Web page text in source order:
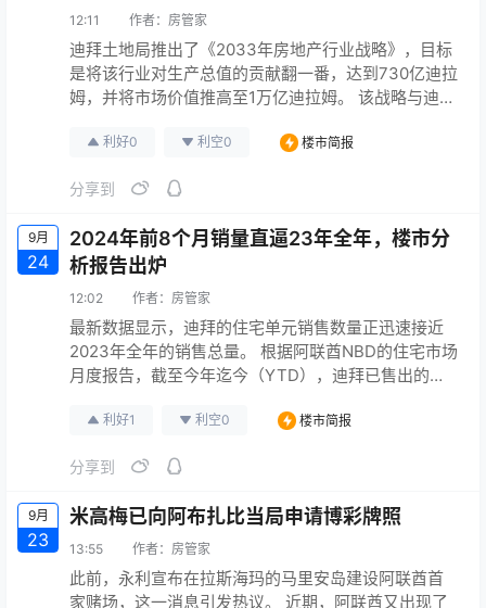
12:11 作者： 房管家
迪拜土地局推出了《2033年房地产行业战略》，目标
是将该行业对生产总值的贡献翻一番，达到730亿迪拉
姆，并将市场价值推高至1万亿迪拉姆。 该战略与迪拜
规划保持一致，将人工智能驱动的分析和数字化解决
场在2024年前九个月录得16.3万笔交易，价值5440
利好0 利空0 楼市简报
分享到
9月
24
2024年前8个月销量直逼23年全年，楼市分
析报告出炉
12:02 作者： 房管家
最新数据显示，迪拜的住宅单元销售数量正迅速接近
2023年全年的销售总量。 根据阿联酋NBD的住宅市场
月度报告，截至今年迄今（YTD），迪拜已售出的住
易量相比，仅少了14,000套。 2024年前8个月，迪拜
官网数据显示，8月房地产交易量共计16,159套，同比
利好1 利空0 楼市简报
分享到
9月
23
米高梅已向阿布扎比当局申请博彩牌照
13:55 作者： 房管家
此前，永利宣布在拉斯海玛的马里安岛建设阿联酋首
家赌场，这一消息引发热议。 近期，阿联酋又出现了